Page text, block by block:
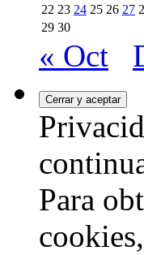
22 23 24 25 26 27
29 30
« Oct
Para